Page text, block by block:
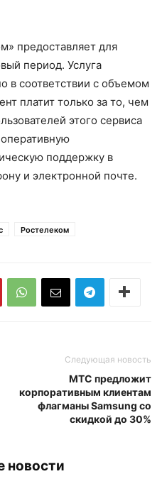
предоставляет для
период. Услуга
в соответствии с объемом
платит только за то, чем
этого сервиса
поддержку в
и электронной почте.
Ростелеком
Следующая новость
МТС предложит
корпоративным клиентам
флагманы Samsung со
скидкой до 30%
новости